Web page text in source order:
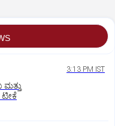
3:13 PM IST
ಮತ್ತು
ಟೀಕೆ